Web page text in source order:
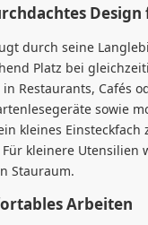
durch seine
Platz bei
Restaurants, Cafés
sowie
kleines
kleinere Utensilien
Stauraum.
Arbeiten